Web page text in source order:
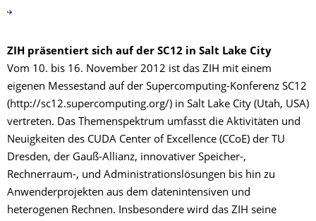
ZIH präsentiert sich auf der SC12 in Salt Lake City
Vom 10. bis 16. November 2012 ist das ZIH mit einem
eigenen Messestand auf der Supercomputing-Konferenz SC12
(http://sc12.supercomputing.org/) in Salt Lake City (Utah, USA)
vertreten. Das Themenspektrum umfasst die Aktivitäten und
Neuigkeiten des CUDA Center of Excellence (CCoE) der TU
Dresden, der Gauß-Allianz, innovativer Speicher-,
Rechnerraum-, und Administrationslösungen bis hin zu
Anwenderprojekten aus dem datenintensiven und
heterogenen Rechnen. Insbesondere wird das ZIH seine